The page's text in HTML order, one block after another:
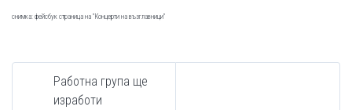
снимка: фейсбук страница на "Концерти на възглавници"
Работна група ще
изработи